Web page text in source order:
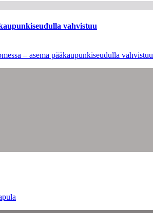
vahvistuu
– asema pääkaupunkiseudulla vahvistuu